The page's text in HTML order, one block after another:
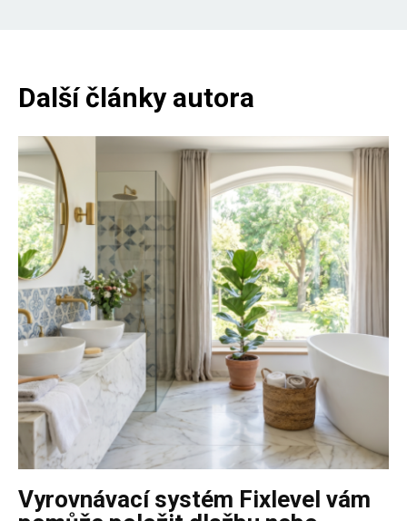
Další články autora
Vyrovnávací systém Fixlevel vám